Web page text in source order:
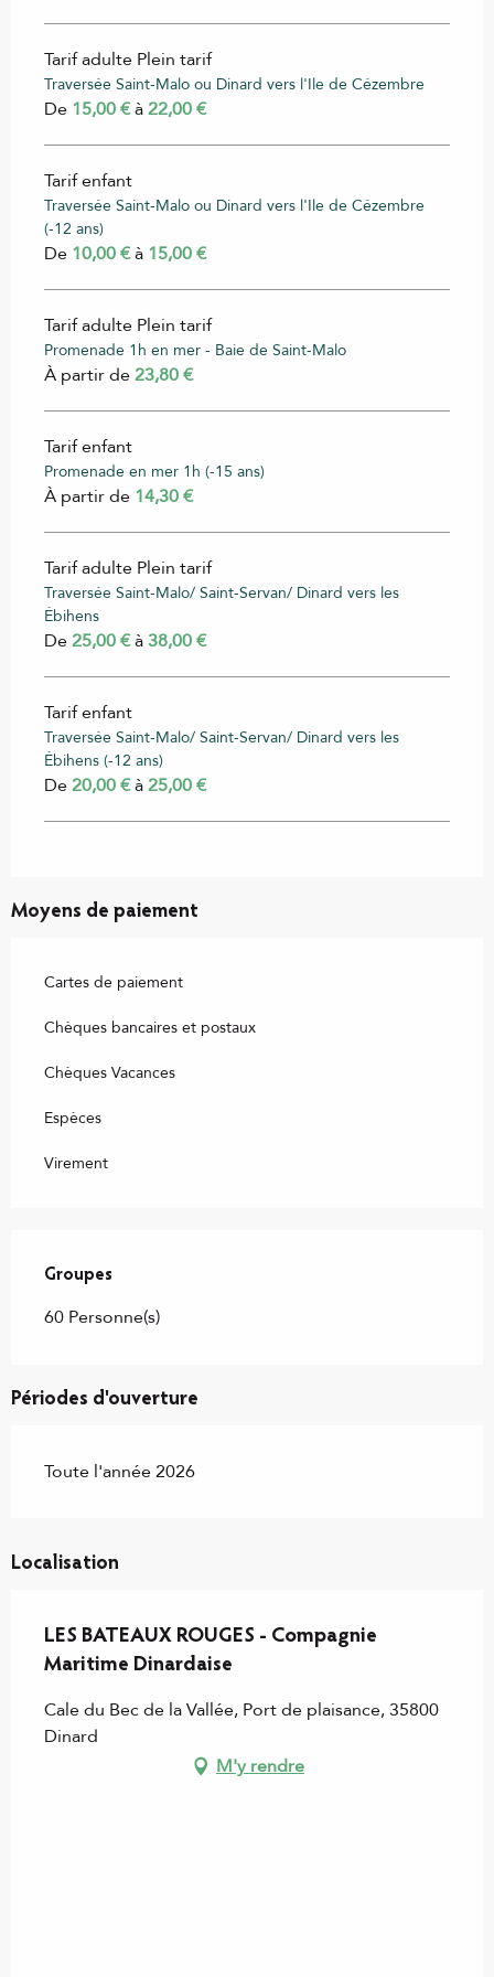
Tarif adulte Plein tarif
Traversée Saint-Malo ou Dinard vers l'Ile de Cézembre
De 15,00 €à22,00 €
Tarif enfant
Traversée Saint-Malo ou Dinard vers l'Ile de Cézembre
(-12 ans)
De 10,00 €à 15,00 €
Tarif adulte Plein tarif
Promenade 1h en mer - Baie de Saint-Malo
À partir de23,80 €
Tarif enfant
Promenade en mer 1h (-15 ans)
À partir de 14,30 €
Tarif adulte Plein tarif
Traversée Saint-Malo/ Saint-Servan/ Dinard vers les
Ébihens
De25,00 €à38,00 €
Tarif enfant
Traversée Saint-Malo/ Saint-Servan/ Dinard vers les
Ébihens (-12 ans)
De20,00 €à25,00 €
Moyens de paiement
Cartes de paiement
Chèques bancaires et postaux
Chèques Vacances
Espèces
Virement
Groupes
Groupes
60 Personne(s)
Périodes d'ouverture
Toute l'année 2026
Localisation
LES BATEAUX ROUGES - Compagnie
Maritime Dinardaise
Cale du Bec de la Vallée, Port de plaisance, 35800
Dinard
M'y rendre